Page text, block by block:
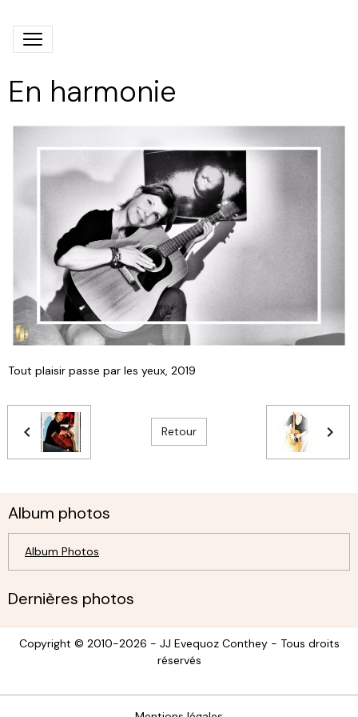
En harmonie
Tout plaisir passe par les yeux, 2019
Retour
Album photos
Album Photos
Dernières photos
Copyright © 2010-2026 - JJ Evequoz Conthey - Tous droits
réservés